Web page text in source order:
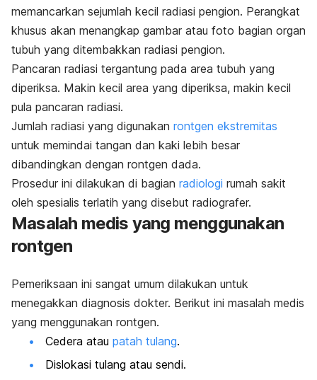
memancarkan sejumlah kecil radiasi pengion. Perangkat
khusus akan menangkap gambar atau foto bagian organ
tubuh yang ditembakkan radiasi pengion.
Pancaran radiasi tergantung pada area tubuh yang
diperiksa. Makin kecil area yang diperiksa, makin kecil
pula pancaran radiasi.
Jumlah radiasi yang digunakan rontgen ekstremitas
untuk memindai tangan dan kaki lebih besar
dibandingkan dengan rontgen dada.
Prosedur ini dilakukan di bagian radiologi rumah sakit
oleh spesialis terlatih yang disebut radiografer.
Masalah medis yang menggunakan
rontgen
Pemeriksaan ini sangat umum dilakukan untuk
menegakkan diagnosis dokter. Berikut ini masalah medis
yang menggunakan rontgen.
Cedera atau patah tulang.
Dislokasi tulang atau sendi.